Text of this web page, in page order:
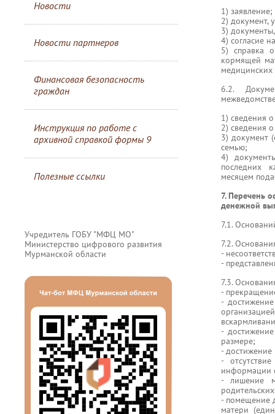
Новости
Новости партнеров
Финансовая безопасность
граждан
Инструкция по работе с
архивной справкой формы 9
Полезные ссылки
Учредитель ГОБУ "МФЦ МО"
Министерство цифрового развития
Мурманской области
1) заявление;
2) документ,
3)
4) согласие
5) справка
кормящей
медицинских
6.2.
1) сведения
2) сведения
3) документ
семью;
4)
последних
месяцем
7. Перечень
денежной
7.1.
7.2.
-
-
7.3.
-
-
-
размере;
- достижение
-
информации
- лишение
- помещение
матери